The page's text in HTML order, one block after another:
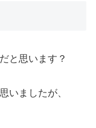
と思います？
いましたが、